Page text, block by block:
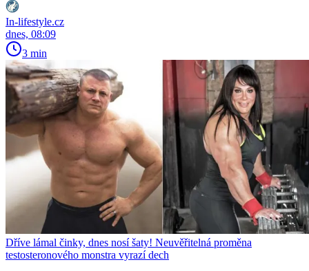
In-lifestyle.cz
dnes, 08:09
3 min
Dříve lámal činky, dnes nosí šaty! Neuvěřitelná proměna
testosteronového monstra vyrazí dech